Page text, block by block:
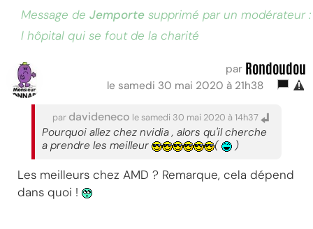
Message de Jemporte supprimé par un modérateur :
l hôpital qui se fout de la charité
par Rondoudou
le samedi 30 mai 2020 à 21h38
par davideneco le samedi 30 mai 2020 à 14h37
Pourquoi allez chez nvidia , alors qu'il cherche
a prendre les meilleur
( )
Les meilleurs chez AMD ? Remarque, cela dépend
dans quoi !